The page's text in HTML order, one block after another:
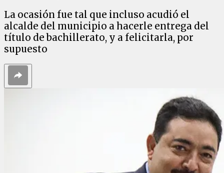
La ocasión fue tal que incluso acudió el
alcalde del municipio a hacerle entrega del
título de bachillerato, y a felicitarla, por
supuesto